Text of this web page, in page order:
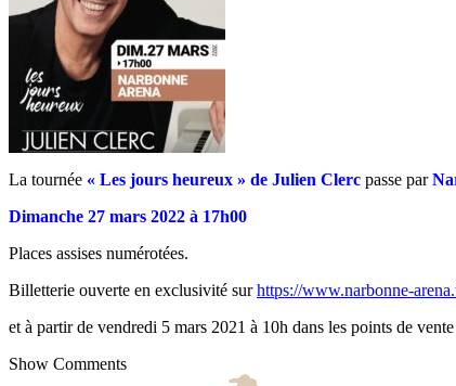
La tournée « Les jours heureux » de Julien Clerc passe par
Dimanche 27 mars 2022 à 17h00
Places assises numérotées.
Billetterie ouverte en exclusivité surhttps://www.narbonne-
et à partir de vendredi 5 mars 2021 à 10h dans les points de
Show Comments